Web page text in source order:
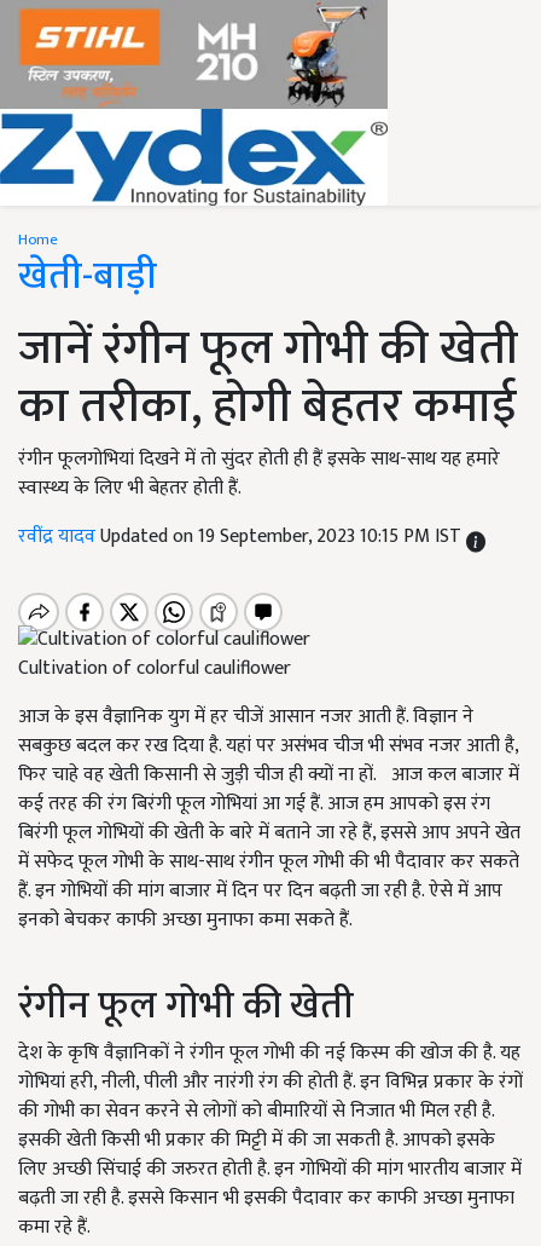
Home
खेती-बाड़ी
जानें रंगीन फूल गोभी की खेती
का तरीका, होगी बेहतर कमाई
रंगीन फूलगोभियां दिखने में तो सुंदर होती ही हैं इसके साथ-साथ यह हमारे
स्वास्थ्य के लिए भी बेहतर होती हैं.
रवींद्र यादवUpdated on 19 September, 2023 10:15 PM IST
Cultivation of colorful cauliflower
आज के इस वैज्ञानिक युग में हर चीजें आसान नजर आती हैं. विज्ञान ने
सबकुछ बदल कर रख दिया है. यहां पर असंभव चीज भी संभव नजर आती है,
फिर चाहे वह खेती किसानी से जुड़ी चीज ही क्यों ना हों. आज कल बाजार में
कई तरह की रंग बिरंगी फूल गोभियां आ गई हैं. आज हम आपको इस रंग
बिरंगी फूल गोभियों की खेती के बारे में बताने जा रहे हैं,इससे आप अपने खेत
में सफेद फूल गोभी के साथ-साथ रंगीन फूल गोभी की भी पैदावार कर सकते
हैं. इन गोभियों की मांग बाजार में दिन पर दिन बढ़ती जा रही है. ऐसे में आप
इनको बेचकर काफी अच्छा मुनाफा कमा सकते हैं.
रंगीन फूल गोभी की खेती
देश के कृषि वैज्ञानिकों ने रंगीन फूल गोभी की नई किस्म की खोज की है. यह
गोभियां हरी,नीली,पीली और नारंगी रंग की होती हैं. इन विभिन्न प्रकार के रंगों
की गोभी का सेवन करने से लोगों को बीमारियों से निजात भी मिल रही है.
इसकी खेती किसी भी प्रकार की मिट्टी में की जा सकती है. आपको इसके
लिए अच्छी सिंचाई की जरुरत होती है. इन गोभियों की मांग भारतीय बाजार में
बढ़ती जा रही है. इससे किसान भी इसकी पैदावार कर काफी अच्छा मुनाफा
कमा रहे हैं.